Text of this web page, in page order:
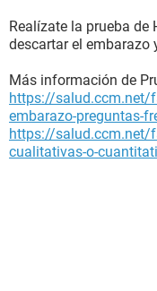
Realízate la prueba de
descartar el embarazo
Más información de
https://salud.ccm.net/
embarazo-preguntas-
https://salud.ccm.net/
cualitativas-o-